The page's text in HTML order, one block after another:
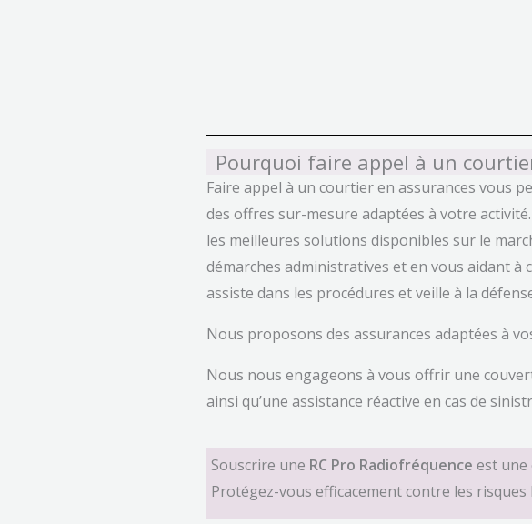
Pourquoi faire appel à un
Faire appel à un courtier en assurances vous
des offres sur-mesure adaptées à votre
les meilleures solutions disponibles sur le
démarches administratives et en vous aidant à
assiste dans les procédures et veille à la
Nous proposons des assurances adaptées à
Nous nous engageons à vous offrir une
ainsi qu’une assistance réactive en cas de
Souscrire une RC Pro Radiofréquence est une
Protégez-vous efficacement contre les